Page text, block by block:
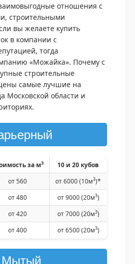
отношения с
строительными
вы желаете купить
в компании с
тогда
«Можайка». Почему с
строительные
самые лучшие на
Московской области и
за м3
10 и 20 кубов
от 560 от 6000 (10м3)*
от 480 от 9000(20м3)
от 420 от 7000(20м3)
от 400 от 6500(20м3)
Мытый